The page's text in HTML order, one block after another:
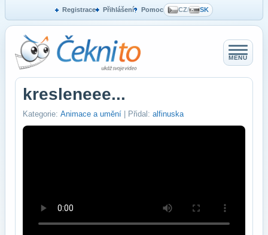
Registrace Přihlášení Pomoc CZ/ SK
MENU
kresleneee...
Kategorie: Animace a umění | Přidal: alfinuska